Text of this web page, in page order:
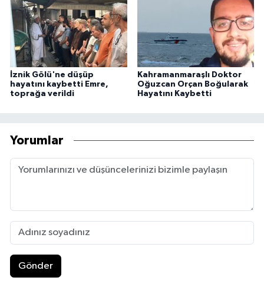
İznik Gölü'ne düşüp
hayatını kaybetti Emre,
toprağa verildi
Kahramanmaraşlı Doktor
Oğuzcan Orçan Boğularak
Hayatını Kaybetti
Yorumlar
Gönder